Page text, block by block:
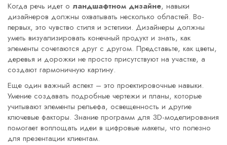
Когда речь идет о ландшафтном дизайне, навыки
дизайнеров должны охватывать несколько областей. Во-
первых, это чувство стиля и эстетики. Дизайнеры должны
уметь визуализировать конечный продукт и знать, как
элементы сочетаются друг с другом. Представьте, как цветы,
деревья и дорожки не просто присутствуют на участке, а
создают гармоничную картину.
Еще один важный аспект – это проектировочные навыки.
Умение создавать подробные чертежи и планы, которые
учитывают элементы рельефа, освещенность и другие
ключевые факторы. Знание программ для 3D-моделирования
помогает воплощать идеи в цифровые макеты, что полезно
для презентации клиентам.